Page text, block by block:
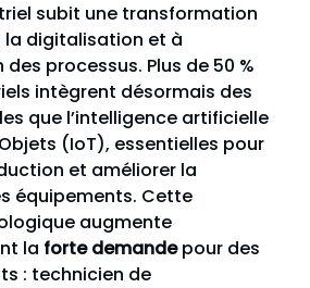
subit une transformation
la digitalisation et à
processus. Plus de 50 %
intègrent désormais des
que l’intelligence artificielle
(IoT), essentielles pour
et améliorer la
équipements. Cette
augmente
la forte demandepour des
: technicien de